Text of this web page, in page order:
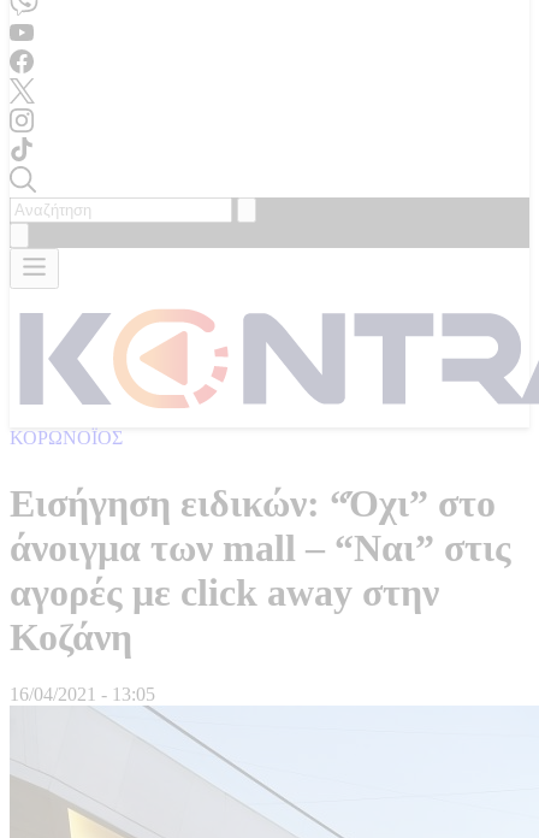
ΚΟΡΩΝΟΪΟΣ
Εισήγηση ειδικών: “Όχι” στο
άνοιγμα των mall – “Ναι” στις
αγορές με click away στην
Κοζάνη
16/04/2021 - 13:05